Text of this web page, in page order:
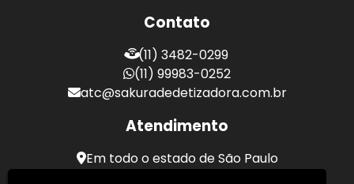
Contato
(11) 3482-0299
(11) 99983-0252
atc@sakuradedetizadora.com.br
Atendimento
Em todo o estado de São Paulo